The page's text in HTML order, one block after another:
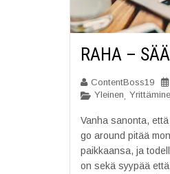
RAHA –
ContentBoss19
Yleinen,
Vanha sanonta,
go around pitää
paikkaansa, ja
on sekä syypää